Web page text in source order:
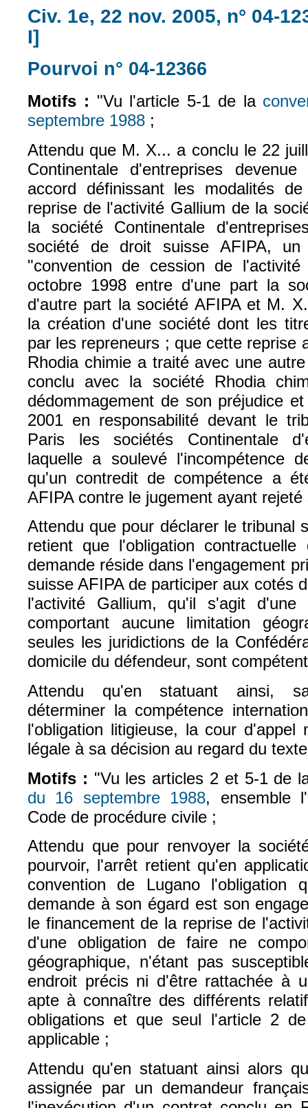
Civ. 1e, 22 nov. 2005, n° 04-
I]
Pourvoi n° 04-12366
Motifs : "Vu l'article 5-1 de la
septembre 1988 (le lien est externe)
;
Attendu que M. X... a conclu le 22
Continentale d'entreprises
accord définissant les modalités
reprise de l'activité Gallium de la
la société Continentale
société de droit suisse AFIPA, un
"convention de cession de
octobre 1998 entre d'une part la
d'autre part la société AFIPA et M.
la création d'une société dont les
par les repreneurs ; que cette reprise
Rhodia chimie a traité avec une
conclu avec la société Rhodia
dédommagement de son préjudice
2001 en responsabilité devant le
Paris les sociétés Continentale
laquelle a soulevé l'incompétence
qu'un contredit de compétence a
AFIPA contre le jugement ayant
Attendu que pour déclarer le tribunal
retient que l'obligation
demande réside dans l'engagement
suisse AFIPA de participer aux cotés
l'activité Gallium, qu'il s'agit
comportant aucune limitation
seules les juridictions de la
domicile du défendeur, sont
Attendu qu'en statuant ainsi,
déterminer la compétence
l'obligation litigieuse, la cour d'appel
légale à sa décision au regard du
Motifs : "Vu les articles 2 et 5-1 de
du 16 septembre 1988 (le lien est externe)
, ensemble
Code de procédure civile ;
Attendu que pour renvoyer la
pourvoir, l'arrêt retient qu'en
convention de Lugano
demande à son égard est son
le financement de la reprise de
d'une obligation de faire ne
géographique, n'étant pas
endroit précis ni d'être rattachée à
apte à connaître des différents
obligations et que seul l'article 2
applicable ;
Attendu qu'en statuant ainsi alors
assignée par un demandeur